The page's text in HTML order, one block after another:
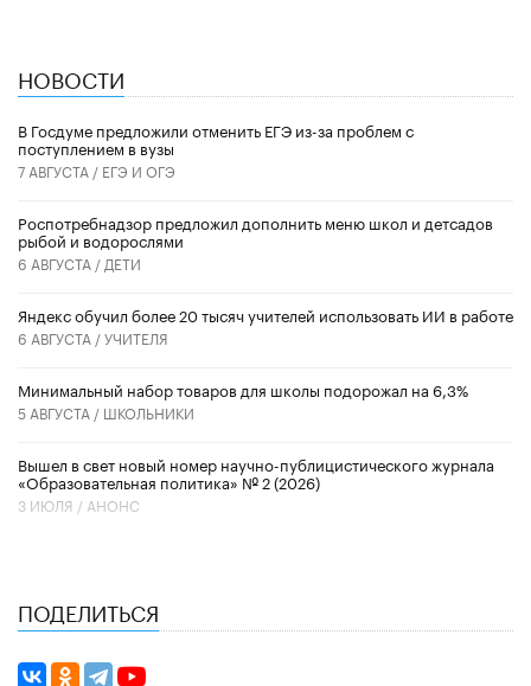
НОВОСТИ
В Госдуме предложили отменить ЕГЭ из-за проблем с
поступлением в вузы
7 АВГУСТА / ЕГЭ И ОГЭ
Роспотребнадзор предложил дополнить меню школ и детсадов
рыбой и водорослями
6 АВГУСТА / ДЕТИ
​Яндекс обучил более 20 тысяч учителей использовать ИИ в работе
6 АВГУСТА /УЧИТЕЛЯ
Минимальный набор товаров для школы подорожал на 6,3%
5 АВГУСТА / ШКОЛЬНИКИ
Вышел в свет новый номер научно-публицистического журнала
«Образовательная политика» № 2 (2026)
3 ИЮЛЯ / АНОНС
ПОДЕЛИТЬСЯ